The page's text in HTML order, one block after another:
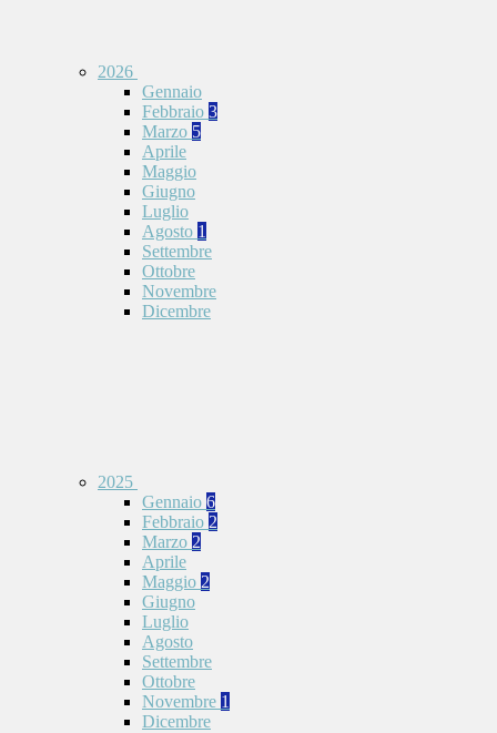
2026
Gennaio
Febbraio 3
Marzo 5
Aprile
Maggio
Giugno
Luglio
Agosto 1
Settembre
Ottobre
Novembre
Dicembre
2025
Gennaio 6
Febbraio 2
Marzo 2
Aprile
Maggio 2
Giugno
Luglio
Agosto
Settembre
Ottobre
Novembre 1
Dicembre